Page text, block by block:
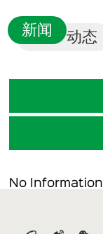
新闻 动态
No Information